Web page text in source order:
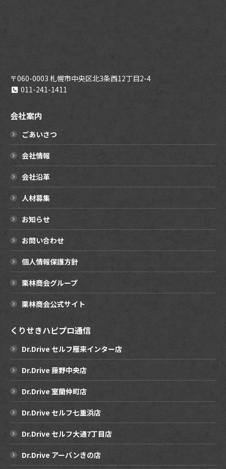
〒060-0003 札幌市中央区北3条西12丁目2-4
011-241-1411
会社案内
ごあいさつ
会社情報
会社沿革
人材募集
お知らせ
お問い合わせ
個人情報保護方針
栗林商会グループ
栗林商会公式サイト
くりせきハピプロ通信
Dr.Drive セルフ雁来インター店
Dr.Drive 藤野中央店
Dr.Drive 室蘭仲町店
Dr.Drive セルフ七重浜店
Dr.Drive セルフ大通7丁目店
Dr.Drive アーバンきの店